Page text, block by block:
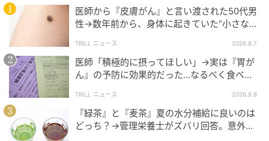
状だ。「1本の爪だけに横すじがある場合、その多くは
爪母（爪が作られる根元の部分）に衝撃やダメージが
加わったことが原因」とシャインハウス博士。
爪をいじったり、甘皮を強く押し込んだり、ドアに指
を挟んだりすると、爪を作る"製造元"に傷がつき、そ
の後に生えてくる爪に凹みができてしまうのだとい
う。「ただし、心配はいりません。このすじは消えな
いものではなく、爪が伸びるにつれて先端に移動し、
医師から『皮膚がん』と言い渡された50代男
性→数年前から、身体に起きていた“小さな異
TRILL ニュース 2026.8.7
医師「積極的に摂ってほしい」→実は『胃が
ん』の予防に効果的だった…なるべく食べる
TRILL ニュース 2026.8.8
『緑茶』と『麦茶』夏の水分補給に良いのは
どっち？→管理栄養士がズバリ回答。意外と